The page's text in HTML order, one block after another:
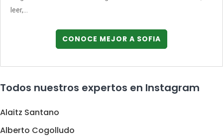
leer,...
CONOCE MEJOR A SOFIA
Todos nuestros expertos en Instagram
Alaitz Santano
Alberto Cogolludo